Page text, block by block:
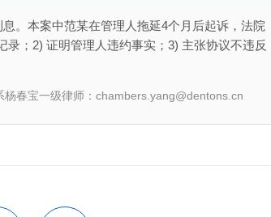
。本案中范某在管理人拖延4个月后起诉，法院
；2) 证明管理人违约事实；3) 主张协议不违反
春宝一级律师：chambers.yang@dentons.cn